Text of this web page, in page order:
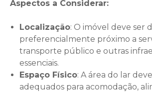
Aspectos a Considerar:
Localização: O imóvel deve ser
preferencialmente próximo a
transporte público e outras
essenciais.
Espaço Físico: A área do lar
adequados para acomodação,